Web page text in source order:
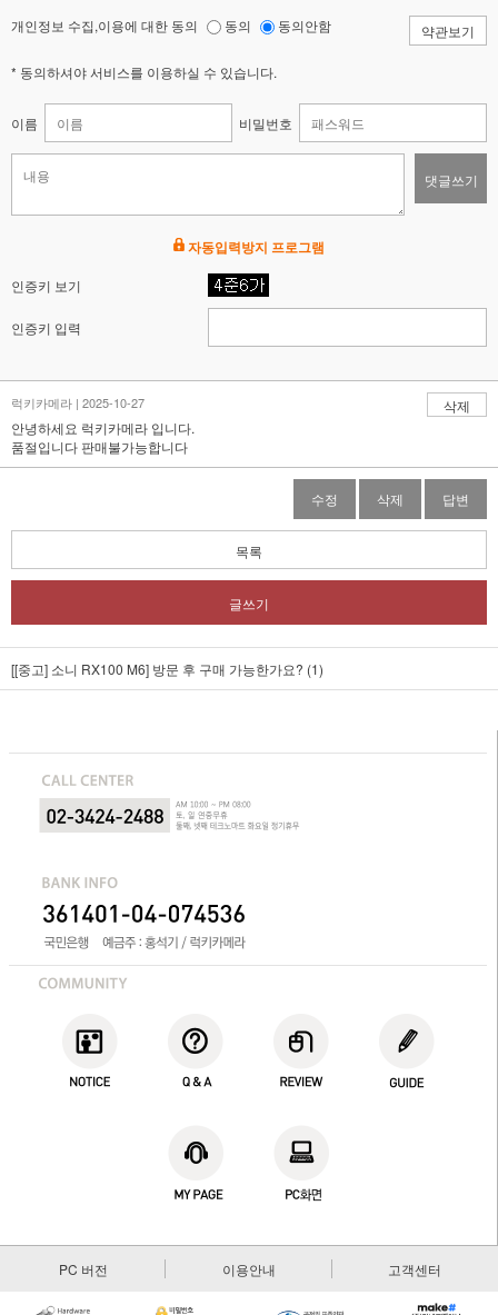
개인정보 수집,이용에 대한 동의 동의 동의안함 약관보기
* 동의하셔야 서비스를 이용하실 수 있습니다.
이름 비밀번호
댓글쓰기
자동입력방지 프로그램
인증키 보기
인증키 입력
럭키카메라 | 2025-10-27
삭제
안녕하세요 럭키카메라 입니다.
품절입니다 판매불가능합니다
수정 삭제 답변
목록
글쓰기
[[중고] 소니 RX100 M6] 방문 후 구매 가능한가요? (1)
PC 버전 이용안내 고객센터